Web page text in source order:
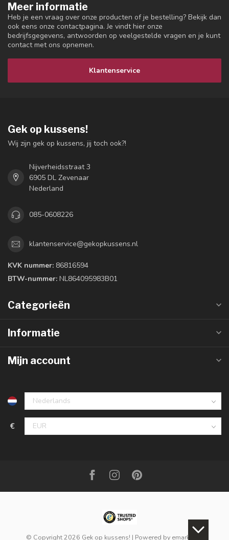
Meer informatie
Heb je een vraag over onze producten of je bestelling? Bekijk dan
ook eens onze contactpagina. Je vindt hier onze
bedrijfsgegevens, antwoorden op veelgestelde vragen en je kunt
contact met ons opnemen.
Klantenservice
Gek op kussens!
Wij zijn gek op kussens, jij toch ook?!
Nijverheidsstraat 3
6905 DL Zevenaar
Nederland
085-0608226
klantenservice@gekopkussens.nl
KVK nummer: 86816594
BTW-nummer: NL864095983B01
Categorieën
Informatie
Mijn account
€
© Copyright 2026 Gek op kussens! | Powered by emarkable